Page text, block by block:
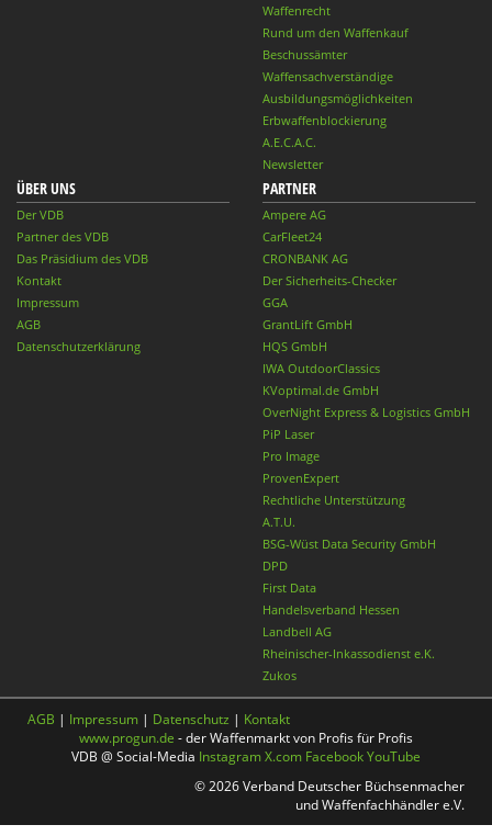
Waffenrecht
Rund um den Waffenkauf
Beschussämter
Waffensachverständige
Ausbildungsmöglichkeiten
Erbwaffenblockierung
A.E.C.A.C.
Newsletter
ÜBER UNS
Der VDB
Partner des VDB
Das Präsidium des VDB
Kontakt
Impressum
AGB
Datenschutzerklärung
PARTNER
Ampere AG
CarFleet24
CRONBANK AG
Der Sicherheits-Checker
GGA
GrantLift GmbH
HQS GmbH
IWA OutdoorClassics
KVoptimal.de GmbH
OverNight Express & Logistics GmbH
PiP Laser
Pro Image
ProvenExpert
Rechtliche Unterstützung
A.T.U.
BSG-Wüst Data Security GmbH
DPD
First Data
Handelsverband Hessen
Landbell AG
Rheinischer-Inkassodienst e.K.
Zukos
AGB | Impressum | Datenschutz | Kontakt
www.progun.de - der Waffenmarkt von Profis für Profis
VDB @ Social-Media InstagramX.com FacebookYouTube
© 2026 Verband Deutscher Büchsenmacher
und Waffenfachhändler e.V.